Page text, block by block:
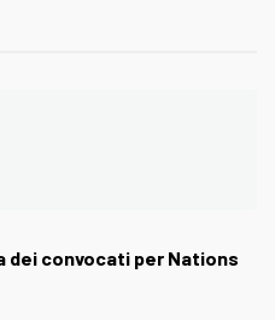
dei convocati per Nations